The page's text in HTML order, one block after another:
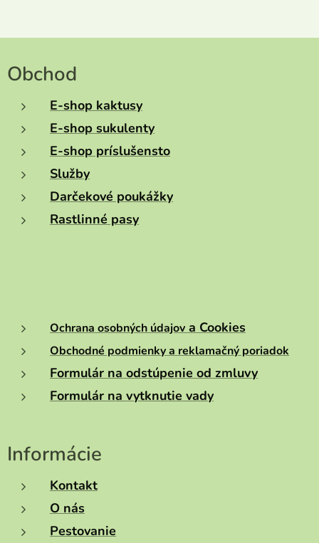
Obchod
E-shop kaktusy
E-shop sukulenty
E-shop príslušensto
Služby
Darčekové poukážky
Rastlinné pasy
Ochrana osobných údajov a Cookies
Obchodné podmienky a reklamačný poriadok
Formulár na odstúpenie od zmluvy
Formulár na vytknutie vady
Informácie
Kontakt
O nás
Pestovanie